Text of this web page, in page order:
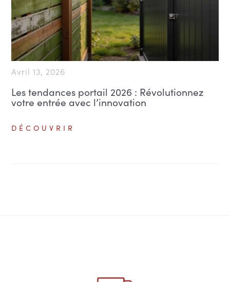
Avril 13, 2026
Les tendances portail 2026 : Révolutionnez
votre entrée avec l’innovation
DÉCOUVRIR